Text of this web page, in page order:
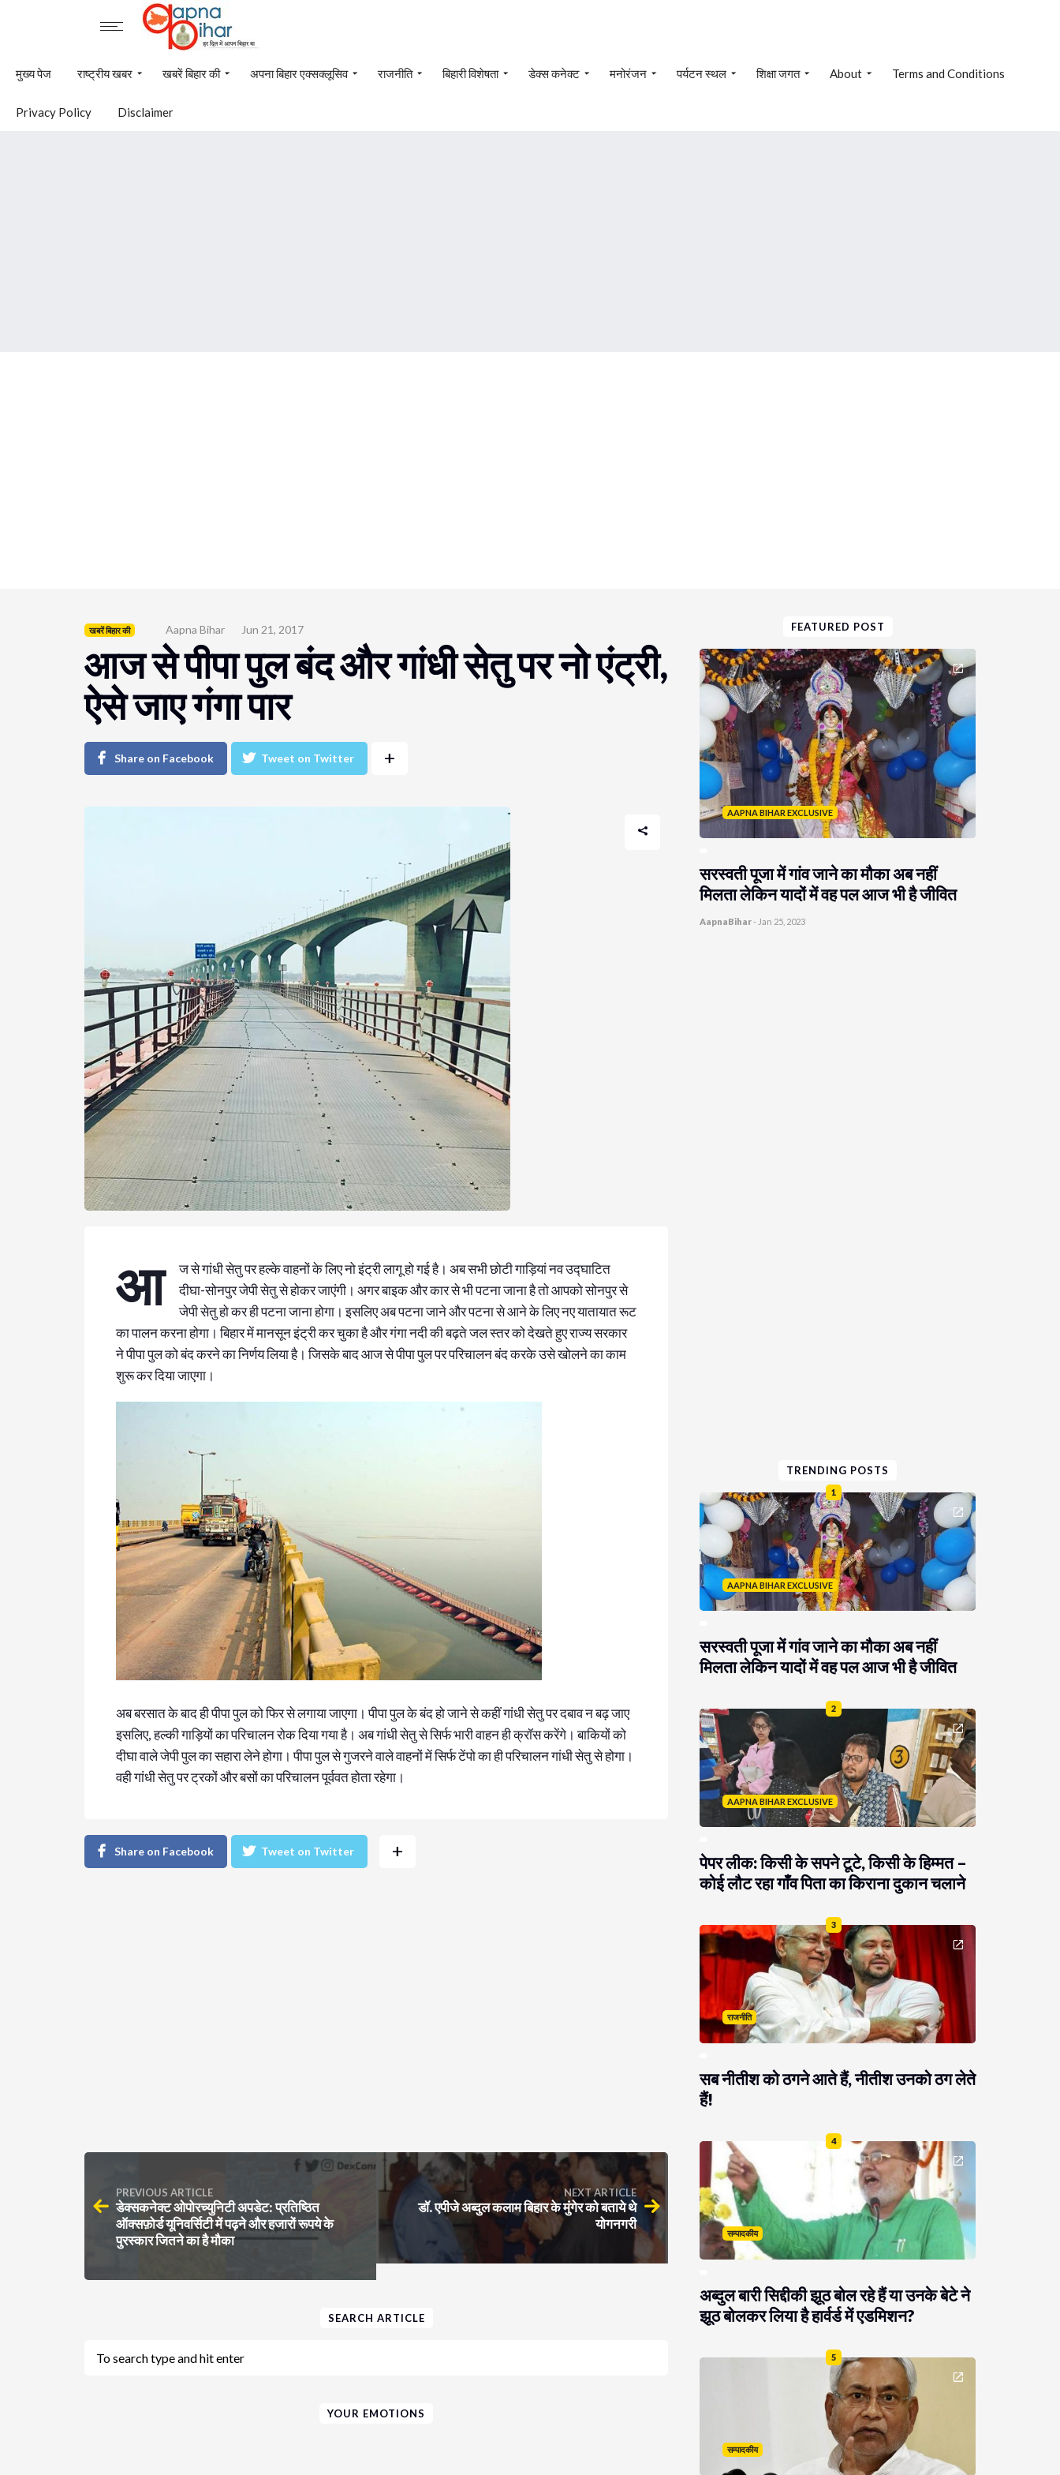
मुख्य पेज राष्ट्रीय खबर खबरें बिहार की अपना बिहार एक्सक्लूसिव राजनीति बिहारी विशेषता डेक्स कनेक्ट मनोरंजन पर्यटन स्थल शिक्षा जगत About Terms and Conditions
Privacy Policy Disclaimer
खबरें बिहार की Aapna Bihar Jun 21, 2017
आज से पीपा पुल बंद और गांधी सेतु पर नो एंट्री,
ऐसे जाए गंगा पार
Share on Facebook Tweet on Twitter +
आ
ज से गांधी सेतु पर हल्के वाहनों के लिए नो इंट्री लागू हो गई है। अब सभी छोटी गाड़ियां नव उद्घाटित
दीघा-सोनपुर जेपी सेतु से होकर जाएंगी। अगर बाइक और कार से भी पटना जाना है तो आपको सोनपुर से
जेपी सेतु हो कर ही पटना जाना होगा। इसलिए अब पटना जाने और पटना से आने के लिए नए यातायात रूट
का पालन करना होगा। बिहार में मानसून इंट्री कर चुका है और गंगा नदी की बढ़ते जल स्तर को देखते हुए राज्य सरकार
ने पीपा पुल को बंद करने का निर्णय लिया है। जिसके बाद आज से पीपा पुल पर परिचालन बंद करके उसे खोलने का काम
शुरू कर दिया जाएगा।
अब बरसात के बाद ही पीपा पुल को फिर से लगाया जाएगा। पीपा पुल के बंद हो जाने से कहीं गांधी सेतु पर दबाव न बढ़ जाए
इसलिए, हल्की गाड़ियों का परिचालन रोक दिया गया है। अब गांधी सेतु से सिर्फ भारी वाहन ही क्रॉस करेंगे। बाकियों को
दीघा वाले जेपी पुल का सहारा लेने होगा। पीपा पुल से गुजरने वाले वाहनों में सिर्फ टेंपो का ही परिचालन गांधी सेतु से होगा।
वही गांधी सेतु पर ट्रकों और बसों का परिचालन पूर्ववत होता रहेगा।
Share on Facebook Tweet on Twitter +
PREVIOUS ARTICLE
डेक्सकनेक्ट ओपोरच्युनिटी अपडेट: प्रतिष्ठित
ऑक्सफ़ोर्ड यूनिवर्सिटी में पढ़ने और हजारों रूपये के
पुरस्कार जितने का है मौका
NEXT ARTICLE
डॉ. एपीजे अब्दुल कलाम बिहार के मुंगेर को बताये थे
योगनगरी
SEARCH ARTICLE
YOUR EMOTIONS
FEATURED POST
AAPNA BIHAR EXCLUSIVE
सरस्वती पूजा में गांव जाने का मौका अब नहीं
मिलता लेकिन यादों में वह पल आज भी है जीवित
AapnaBihar- Jan 25, 2023
TRENDING POSTS
1
AAPNA BIHAR EXCLUSIVE
सरस्वती पूजा में गांव जाने का मौका अब नहीं
मिलता लेकिन यादों में वह पल आज भी है जीवित
2
AAPNA BIHAR EXCLUSIVE
पेपर लीक: किसी के सपने टूटे, किसी के हिम्मत –
कोई लौट रहा गाँव पिता का किराना दुकान चलाने
3
राजनीति
सब नीतीश को ठगने आते हैं, नीतीश उनको ठग लेते
हैं!
4
सम्पादकीय
अब्दुल बारी सिद्दीकी झूठ बोल रहे हैं या उनके बेटे ने
झूठ बोलकर लिया है हार्वर्ड में एडमिशन?
5
सम्पादकीय